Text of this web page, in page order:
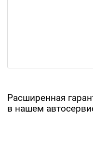
Расширенная
в нашем